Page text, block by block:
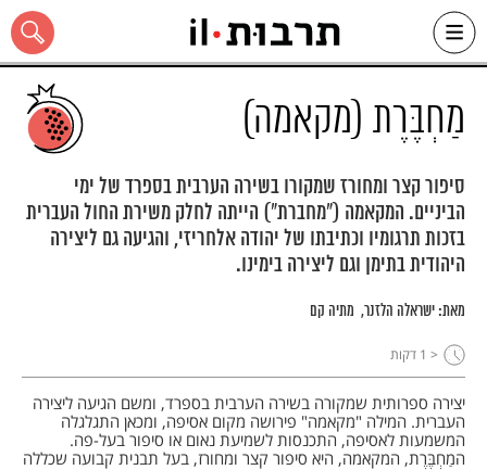
Skip
content
כל האתר
מַחְבֶּרֶת (מקאמה)
סיפור קצר ומחורז שמקורו בשירה הערבית בספרד של ימי
הביניים. המקאמה ("מחברת") הייתה לחלק משירת החול העברית
בזכות תרגומיו וכתיבתו של יהודה אלחריזי, והגיעה גם ליצירה
היהודית בתימן וגם ליצירה בימינו.
מאת:ישראלה הלזנר מתיה קם
< 1 דקות
יצירה ספרותית שמקורה בשירה הערבית בספרד, ומשם הגיעה ליצירה
העברית. המילה "מקאמה" פירושה מקום אסיפה, ומכאן התגלגלה
המשמעות לאסיפה, התכנסות לשמיעת נאום או סיפור בעל-פה.
המַחְבֶּרֶת, המקאמה, היא סיפור קצר ומחורז, בעל תבנית קבועה שכללה